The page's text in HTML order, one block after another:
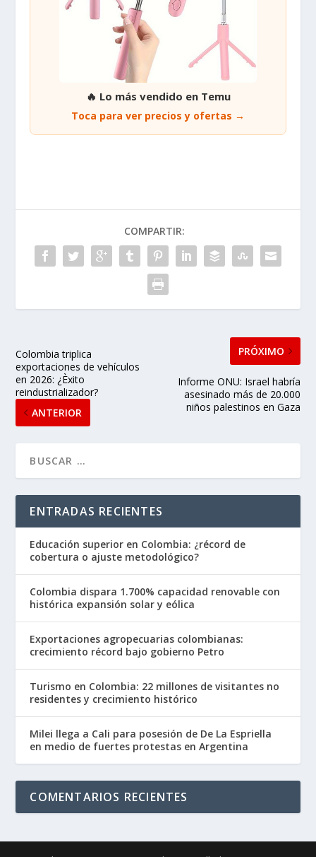
🔥 Lo más vendido en Temu
Toca para ver precios y ofertas →
COMPARTIR:
Colombia triplica
exportaciones de vehículos
en 2026: ¿Èxito
reindustrializador?
ANTERIOR
PRÓXIMO
Informe ONU: Israel habría
asesinado más de 20.000
niños palestinos en Gaza
ENTRADAS RECIENTES
Educación superior en Colombia: ¿récord de
cobertura o ajuste metodológico?
Colombia dispara 1.700% capacidad renovable con
histórica expansión solar y eólica
Exportaciones agropecuarias colombianas:
crecimiento récord bajo gobierno Petro
Turismo en Colombia: 22 millones de visitantes no
residentes y crecimiento histórico
Milei llega a Cali para posesión de De La Espriella
en medio de fuertes protestas en Argentina
COMENTARIOS RECIENTES